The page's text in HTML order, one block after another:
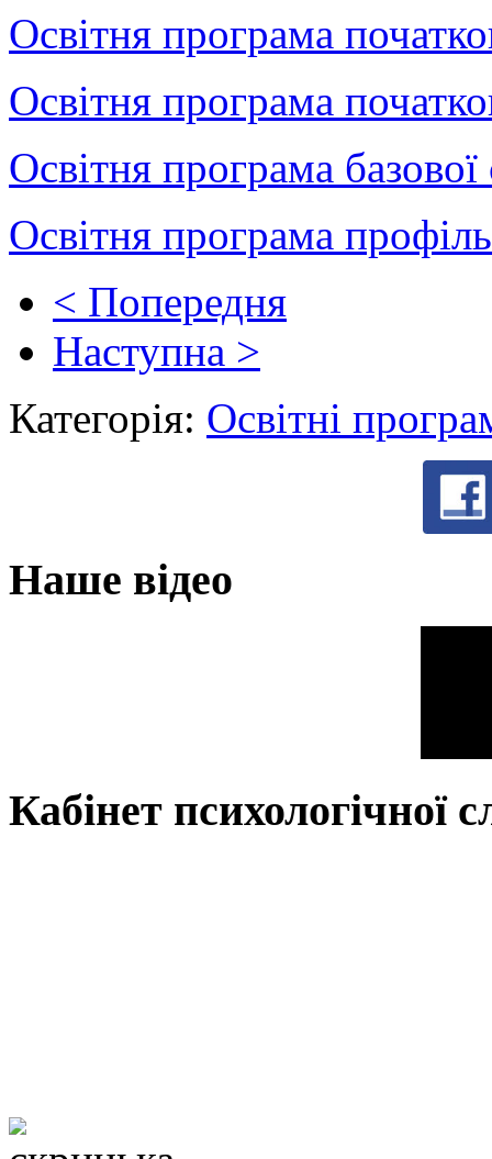
Освітня програма
Освітня програма
Освітня програма базової
Освітня програма
< Попередня
Наступна >
Категорія: Освітні
Наше відео
Кабінет психологічної